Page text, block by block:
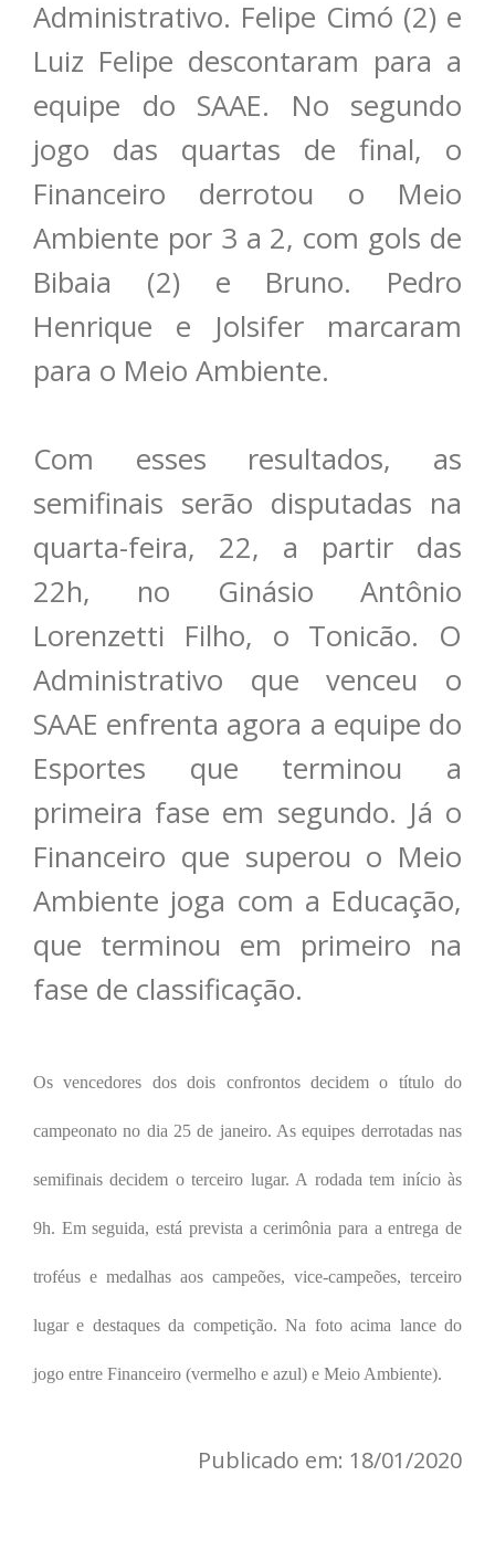
Administrativo. Felipe Cimó (2) e
Luiz Felipe descontaram para a
equipe do SAAE. No segundo
jogo das quartas de final, o
Financeiro derrotou o Meio
Ambiente por 3 a 2, com gols de
Bibaia (2) e Bruno. Pedro
Henrique e Jolsifer marcaram
para o Meio Ambiente.
Com esses resultados, as
semifinais serão disputadas na
quarta-feira, 22, a partir das
22h, no Ginásio Antônio
Lorenzetti Filho, o Tonicão. O
Administrativo que venceu o
SAAE enfrenta agora a equipe do
Esportes que terminou a
primeira fase em segundo. Já o
Financeiro que superou o Meio
Ambiente joga com a Educação,
que terminou em primeiro na
fase de classificação.
Os vencedores dos dois confrontos decidem o título do
campeonato no dia 25 de janeiro. As equipes derrotadas nas
semifinais decidem o terceiro lugar. A rodada tem início às
9h. Em seguida, está prevista a cerimônia para a entrega de
troféus e medalhas aos campeões, vice-campeões, terceiro
lugar e destaques da competição. Na foto acima lance do
jogo entre Financeiro (vermelho e azul) e Meio Ambiente).
Publicado em: 18/01/2020